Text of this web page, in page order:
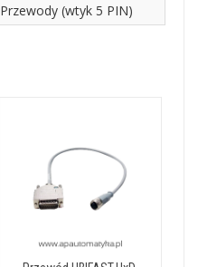
Przewody (wtyk 5 PIN)